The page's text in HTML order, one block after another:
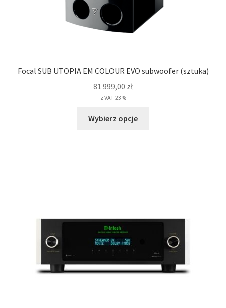
Focal SUB UTOPIA EM COLOUR EVO subwoofer (sztuka)
81 999,00 zł
z VAT 23%
Wybierz opcje
produktu